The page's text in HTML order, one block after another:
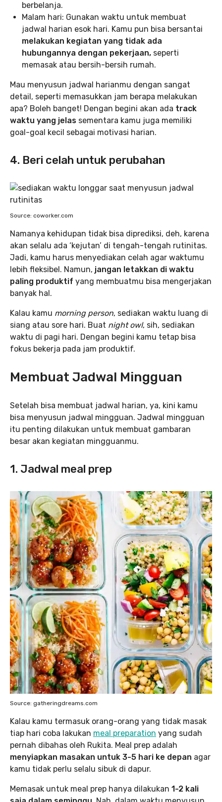
berbelanja.
Malam hari: Gunakan waktu untuk membuat
jadwal harian esok hari. Kamu pun bisa bersantai
melakukan kegiatan yang tidak ada
hubungannya dengan pekerjaan, seperti
memasak atau bersih-bersih rumah.
Mau menyusun jadwal harianmu dengan sangat
detail, seperti memasukkan jam berapa melakukan
apa? Boleh banget! Dengan begini akan ada track
waktu yang jelas sementara kamu juga memiliki
goal-goal kecil sebagai motivasi harian.
4. Beri celah untuk perubahan
Source: coworker.com
Namanya kehidupan tidak bisa diprediksi, deh, karena
akan selalu ada ‘kejutan’ di tengah-tengah rutinitas.
Jadi, kamu harus menyediakan celah agar waktumu
lebih fleksibel. Namun, jangan letakkan di waktu
paling produktif yang membuatmu bisa mengerjakan
banyak hal.
Kalau kamu morning person, sediakan waktu luang di
siang atau sore hari. Buat night owl, sih, sediakan
waktu di pagi hari. Dengan begini kamu tetap bisa
fokus bekerja pada jam produktif.
Membuat Jadwal Mingguan
Setelah bisa membuat jadwal harian, ya, kini kamu
bisa menyusun jadwal mingguan. Jadwal mingguan
itu penting dilakukan untuk membuat gambaran
besar akan kegiatan mingguanmu.
1. Jadwal meal prep
Source: gatheringdreams.com
Kalau kamu termasuk orang-orang yang tidak masak
tiap hari coba lakukan meal preparation yang sudah
pernah dibahas oleh Rukita. Meal prep adalah
menyiapkan masakan untuk 3-5 hari ke depan agar
kamu tidak perlu selalu sibuk di dapur.
Memasak untuk meal prep hanya dilakukan 1-2 kali